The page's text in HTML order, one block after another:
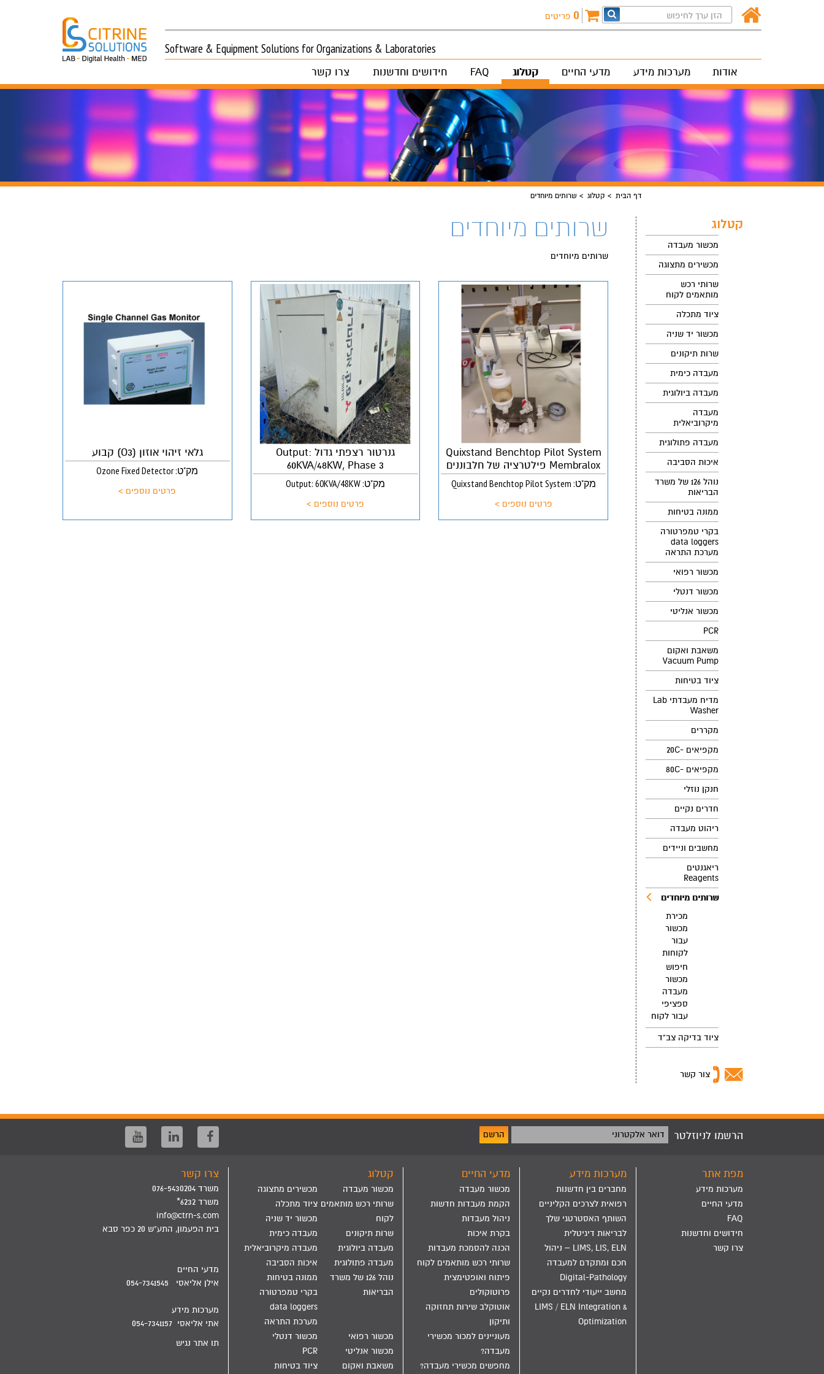
0 פריטים
Software & Equipment Solutions for Organizations & Laboratories
אודות מערכות מידע מדעי החיים קטלוג FAQ חידושים וחדשנות צרו קשר
דף הבית קטלוג שרותים מיוחדים
קטלוג
מכשור מעבדה
מכשירים מתצוגה
שרותי רכש
מותאמים לקוח
ציוד מתכלה
מכשור יד שניה
שרות תיקונים
מעבדה כימית
מעבדה ביולוגית
מעבדה
מיקרוביאלית
מעבדה פתולוגית
איכות הסביבה
נוהל 126 של משרד
הבריאות
ממונה בטיחות
בקרי טמפרטורה
data loggers
מערכת התראה
מכשור רפואי
מכשור דנטלי
מכשור אנליטי
PCR
משאבת ואקום
Vacuum Pump
ציוד בטיחות
מדיח מעבדתי Lab
Washer
מקררים
מקפיאים -20C
מקפיאים -80C
חנקן נוזלי
חדרים נקיים
ריהוט מעבדה
מחשבים וניידים
ריאגנטים
Reagents
שרותים מיוחדים
מכירת
מכשור
עבור
לקוחות
חיפוש
מכשור
מעבדה
ספציפי
עבור לקוח
ציוד בדיקה צב"ד
צור קשר
שרותים מיוחדים
שרותים מיוחדים
Quixstand Benchtop Pilot System
Membralox פילטרציה של חלבוננים
מק"ט: Quixstand Benchtop Pilot System
פרטים נוספים >
גנרטור רצפתי גדול Output:
60KVA/48KW, Phase 3
מק"ט: Output: 60KVA/48KW
פרטים נוספים >
גלאי זיהוי אוזון (O3) קבוע
מק"ט: Ozone Fixed Detector
פרטים נוספים >
הרשמו לניוזלטר דואר אלקטרוני הרשם
מפת אתר
מערכות מידע
מדעי החיים
FAQ
חידושים וחדשנות
צרו קשר
מערכות מידע
מחברים בין חדשנות
רפואית לצרכים הקליניים
השותף האסטרטגי שלך
לבריאות דיגיטלית
LIMS, LIS, ELN – ניהול
חכם ומתקדם למעבדה
Digital-Pathology
מחשב ייעודי לחדרים נקיים
LIMS / ELN Integration &
Optimization
מדעי החיים
מכשור מעבדה
הקמת מעבדות חדשות
ניהול מעבדות
בקרת איכות
הכנה להסמכת מעבדות
שרותי רכש מותאמים לקוח
פיתוח ואופטימצית
פרוטוקולים
אוטוקלב שירות תחזוקה
ותיקון
מעוניינים למכור מכשירי
מעבדה?
מחפשים מכשירי מעבדה?
קטלוג
מכשור מעבדה
מכשירים מתצוגה
שרותי רכש מותאמים
לקוח
ציוד מתכלה
מכשור יד שניה
שרות תיקונים
מעבדה כימית
מעבדה ביולוגית
מעבדה מיקרוביאלית
מעבדה פתולוגית
איכות הסביבה
נוהל 126 של משרד
הבריאות
ממונה בטיחות
בקרי טמפרטורה
data loggers
מערכת התראה
מכשור רפואי
מכשור דנטלי
מכשור אנליטי
PCR
משאבת ואקום
ציוד בטיחות
צרו קשר
משרד 076-5430204
משרד 6232*
info@ctrn-s.com
בית הפעמון, התע"ש 20 כפר סבא
מדעי החיים
אילן אליאסי 054-7341545
מערכות מידע
אתי אליאסי 054-7341157
תו אתר נגיש